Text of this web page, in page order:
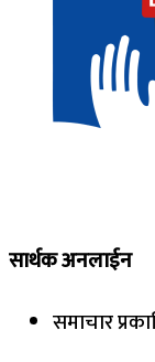
सार्थक अनलाईन
समाचार